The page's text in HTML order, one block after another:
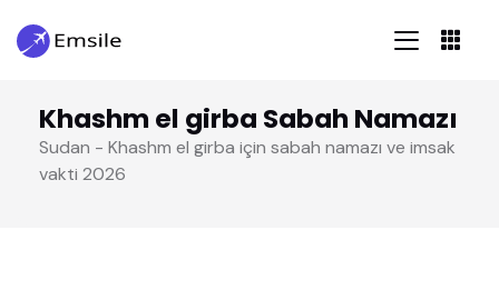
Khashm el girba Sabah Namazı
Sudan - Khashm el girba için sabah namazı ve imsak
vakti 2026